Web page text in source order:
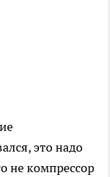
это надо
не компрессор